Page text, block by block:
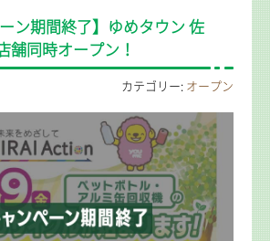
ーン期間終了】ゆめタウン 佐
舗同時オープン！
カテゴリー: オープン